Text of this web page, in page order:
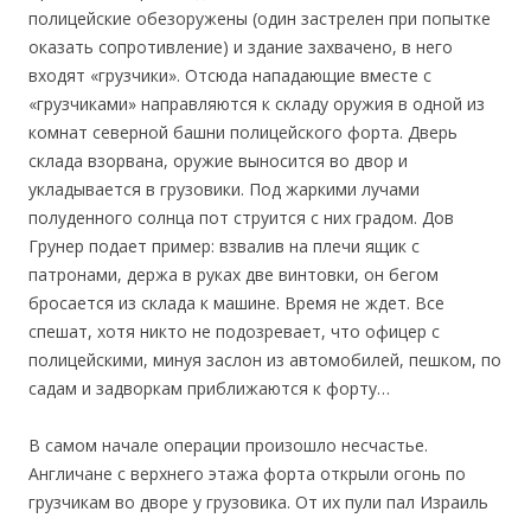
полицейские обезоружены (один застрелен при попытке
оказать сопротивление) и здание захвачено, в него
входят «грузчики». Отсюда нападающие вместе с
«грузчиками» направляются к складу оружия в одной из
комнат северной башни полицейского форта. Дверь
склада взорвана, оружие выносится во двор и
укладывается в грузовики. Под жаркими лучами
полуденного солнца пот струится с них градом. Дов
Грунер подает пример: взвалив на плечи ящик с
патронами, держа в руках две винтовки, он бегом
бросается из склада к машине. Время не ждет. Все
спешат, хотя никто не подозревает, что офицер с
полицейскими, минуя заслон из автомобилей, пешком, по
садам и задворкам приближаются к форту…
В самом начале операции произошло несчастье.
Англичане с верхнего этажа форта открыли огонь по
грузчикам во дворе у грузовика. От их пули пал Израиль